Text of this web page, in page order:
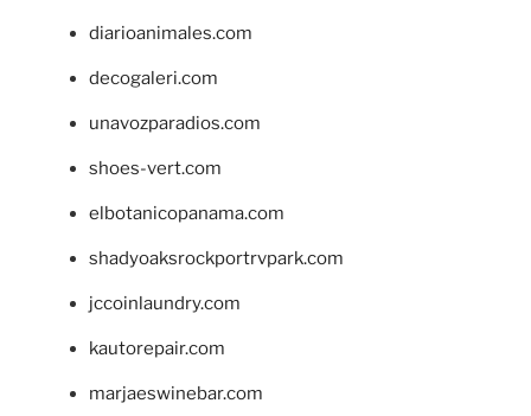
diarioanimales.com
decogaleri.com
unavozparadios.com
shoes-vert.com
elbotanicopanama.com
shadyoaksrockportrvpark.com
jccoinlaundry.com
kautorepair.com
marjaeswinebar.com